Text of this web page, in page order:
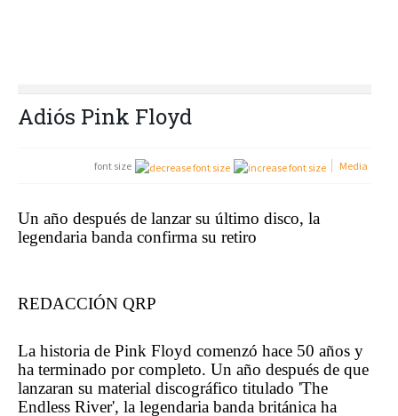
Adiós Pink Floyd
font size Media
Un año después de lanzar su último disco, la
legendaria banda confirma su retiro
REDACCIÓN QRP
La historia de Pink Floyd comenzó hace 50 años y
ha terminado por completo. Un año después de que
lanzaran su material discográfico titulado 'The
Endless River', la legendaria banda británica ha